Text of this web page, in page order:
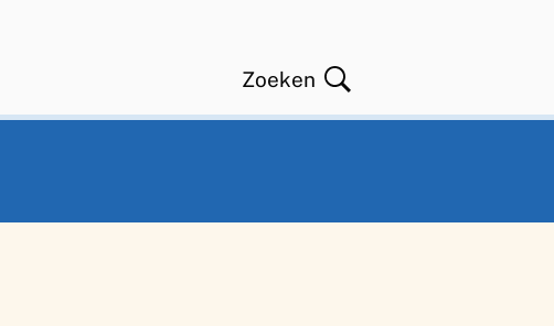
op
Open
Zoeken